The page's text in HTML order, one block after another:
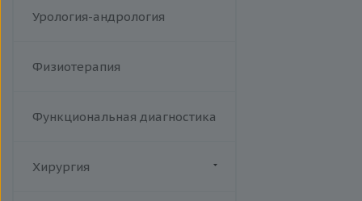
Урология-андрология
Физиотерапия
Функциональная диагностика
Хирургия